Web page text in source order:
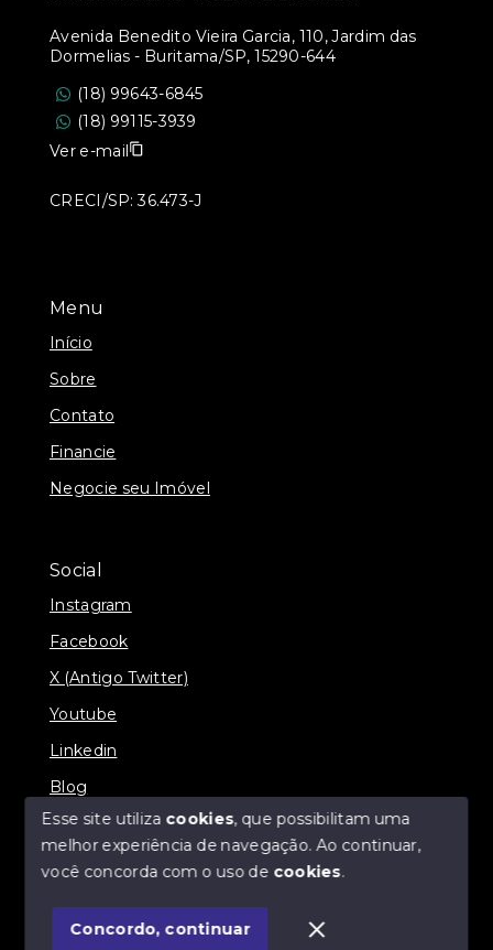
Menu
Início
Sobre
Contato
Financie
Negocie seu Imóvel
Social
Instagram
Facebook
X (Antigo Twitter)
Youtube
Linkedin
Blog
© Copyright 2026 - Imobiliária SÃO VICENTE
SITE PARA IMOBILIARIA
Avenida Benedito Vieira Garcia, 110, Jardim das
Dormelias - Buritama/SP, 15290-644
(18) 99643-6845
(18) 99115-3939
Ver e-mail
CRECI/SP: 36.473-J
Esse site utiliza cookies, que possibilitam uma
melhor experiência de navegação.Ao continuar,
você concorda com o uso de cookies.
Concordo, continuar